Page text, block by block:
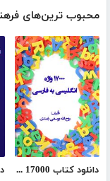
محبوب ترین‌های
دانلود کتاب 17000 واژه انگلیسی به فارسی